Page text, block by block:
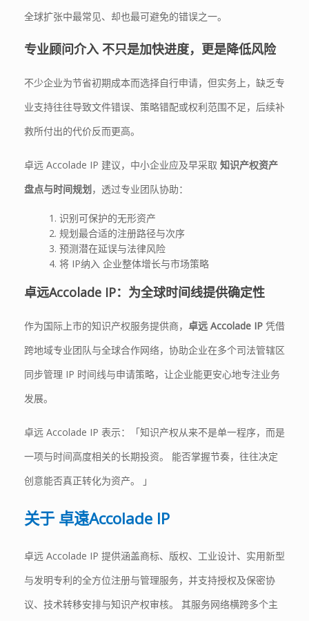
全球扩张中最常见、却也最可避免的错误之一。
专业顾问介入 不只是加快进度，更是降低风险
不少企业为节省初期成本而选择自行申请，但实务上，缺乏专
业支持往往导致文件错误、策略错配或权利范围不足，后续补
救所付出的代价反而更高。
卓远 Accolade IP 建议，中小企业应及早采取 知识产权资产
盘点与时间规划 ，透过专业团队协助：
识别可保护的无形资产
规划最合适的注册路径与次序
预测潜在延误与法律风险
将 IP纳入 企业整体增长与市场策略
卓远Accolade IP：为全球时间线提供确定性
作为国际上市的知识产权服务提供商， 卓远 Accolade IP 凭借
跨地域专业团队与全球合作网络，协助企业在多个司法管辖区
同步管理 IP 时间线与申请策略，让企业能更安心地专注业务
发展。
卓远 Accolade IP 表示：「知识产权从来不是单一程序，而是
一项与时间高度相关的长期投资。 能否掌握节奏，往往决定
创意能否真正转化为资产。 」
关于 卓遠Accolade IP
卓远 Accolade IP 提供涵盖商标、版权、工业设计、实用新型
与发明专利的全方位注册与管理服务，并支持授权及保密协
议、技术转移安排与知识产权审核。 其服务网络横跨多个主